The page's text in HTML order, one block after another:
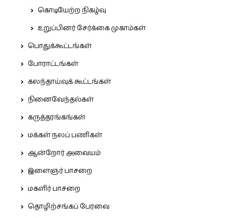
கொடியேற்ற நிகழ்வு
உறுப்பினர் சேர்க்கை முகாம்கள்
பொதுக்கூட்டங்கள்
போராட்டங்கள்
கலந்தாய்வுக் கூட்டங்கள்
நினைவேந்தல்கள்
கருத்தரங்கங்கள்
மக்கள் நலப் பணிகள்
ஆன்றோர் அவையம்
இளைஞர் பாசறை
மகளிர் பாசறை
தொழிற்சங்கப் பேரவை